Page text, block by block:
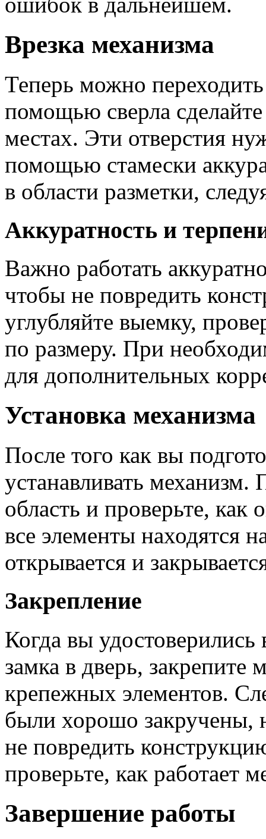
Врезка механизма
Теперь можно
помощью сверла
местах. Эти отверстия
помощью стамески
в области разметки,
Аккуратность и
Важно работать
чтобы не повредить
углубляйте выемку,
по размеру. При
для дополнительных
Установка механизма
После того как вы
устанавливать
область и проверьте, как
все элементы находятся
открывается и
Закрепление
Когда вы удостоверились
замка в дверь,
крепежных элементов.
были хорошо закручены,
не повредить
проверьте, как работает
Завершение работы